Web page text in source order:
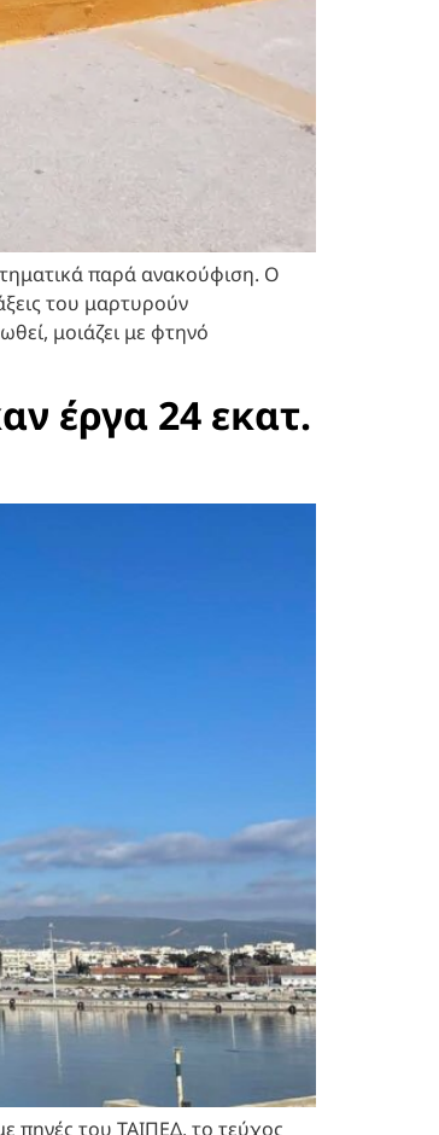
παρά ανακούφιση. Ο
του μαρτυρούν
μοιάζει με φτηνό
έργα 24 εκατ.
πηγές του ΤΑΙΠΕΔ, το τεύχος